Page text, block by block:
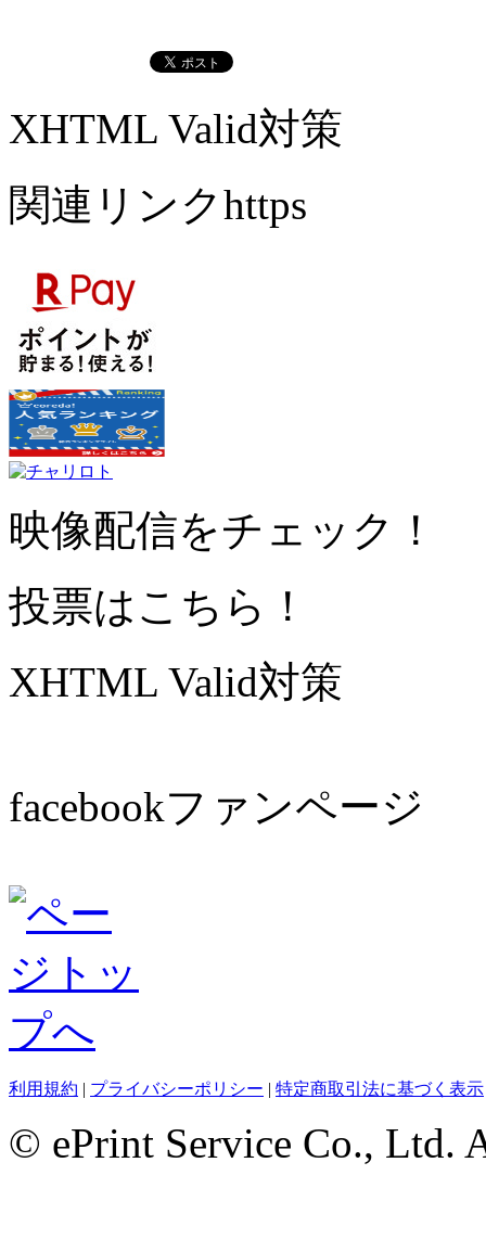
XHTML Valid対策
関連リンクhttps
映像配信をチェック！
投票はこちら！
XHTML Valid対策
facebookファンページ
利用規約 | プライバシーポリシー | 特定商取引法に基づく表示
© ePrint Service Co., Ltd.